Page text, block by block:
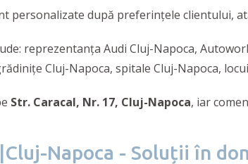
personalizate după preferințele clientului,
reprezentanța Audi Cluj-Napoca,
Cluj-Napoca, spitale Cluj-Napoca,
Str. Caracal, Nr. 17, Cluj-Napoca, iar
|Cluj-Napoca - Soluții în